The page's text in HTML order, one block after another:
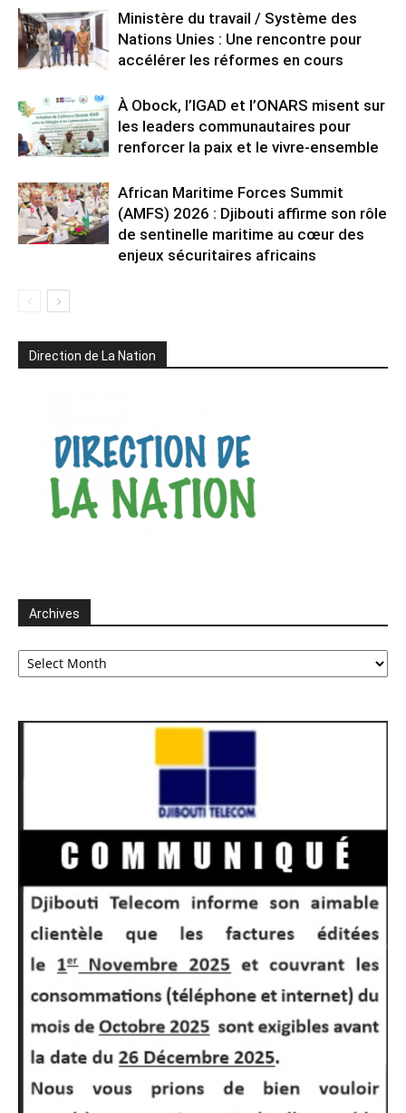
Ministère du travail / Système des
Nations Unies : Une rencontre pour
accélérer les réformes en cours
À Obock, l’IGAD et l’ONARS misent sur
les leaders communautaires pour
renforcer la paix et le vivre-ensemble
African Maritime Forces Summit
(AMFS) 2026 : Djibouti affirme son rôle
de sentinelle maritime au cœur des
enjeux sécuritaires africains
Direction de La Nation
Archives
Archives